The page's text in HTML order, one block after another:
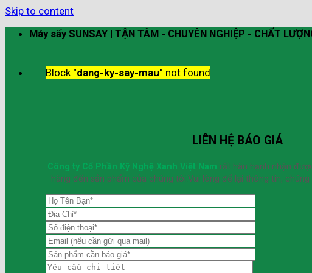
Skip to content
Máy sấy SUNSAY | TẬN TÂM - CHUYÊN NGHIỆP - CHẤT
Block "dang-ky-say-mau" not found
LIÊN HỆ BÁO GIÁ
Công ty Cổ Phần Kỹ Nghệ Xanh Việt Nam rất hân hạnh nhận
hàng đến sản phẩm của chúng tôi.Vui lòng để lại thông tin,